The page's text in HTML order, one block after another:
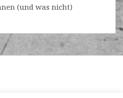
(und was nicht)